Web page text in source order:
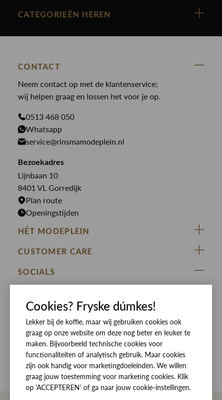
Cast Iron
Paul en Shark
Genti
PME Legend
Butcher of Blue
Bekijk alle merken >
Nieuw binnen
Blouses
Broeken
Gilets
Jassen
Jeans
Jumpsuits
Jurken
Rokken
CATEGORIEËN HEREN
Broeken
Colberts
Giftcards
Jassen
Overhemden
T-shirts
CONTACT
Neem contact op met de klantenservice;
wij helpen graag en lossen het voor je op.
0513 468 050
Whatsapp
service@rinsmamodeplein.nl
Bezoekadres
Lijnbaan 10
8401 VL Gorredijk
Plan route
Openingstijden
HÉT MODEPLEIN
ZIJ VAN RINSMA
DE HEEREN VAN RINSMA
RINSMA.CONCEPTS
Eten en drinken
Openingstijden
Werken bij RINSMA
CUSTOMER CARE
Veelgestelde vragen
Retourneren & Ruilen
Betaalmethoden
Bezorgen
Contact
Reviews
SOCIALS
Cookies? Fryske dúmkes!
Lekker bij de koffie, maar wij gebruiken cookies ook
graag op onze website om deze nog beter en leuker te
maken. Bijvoorbeeld technische cookies voor
functionaliteiten of analytisch gebruik. Maar cookies
zijn ook handig voor marketingdoeleinden. We willen
graag jouw toestemming voor marketing cookies. Klik
op 'ACCEPTEREN' of ga naar jouw cookie-instellingen.